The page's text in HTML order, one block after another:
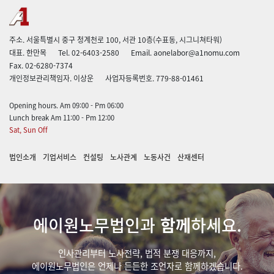
주소. 서울특별시 중구 청계천로 100, 서관 10층(수표동, 시그니쳐타워)
대표. 한만목
Tel. 02-6403-2580
Email. aonelabor@a1nomu.com
Fax. 02-6280-7374
개인정보관리책임자. 이상운
사업자등록번호. 779-88-01461
Opening hours. Am 09:00 - Pm 06:00
Lunch break Am 11:00 - Pm 12:00
Sat, Sun Off
법인소개 기업서비스 컨설팅 노사관계 노동사건 산재센터
에이원노무법인과함께하세요.
인사관리부터 노사전략, 법적 분쟁 대응까지,
에이원노무법인은 언제나 든든한 조언자로 함께하겠습니다.